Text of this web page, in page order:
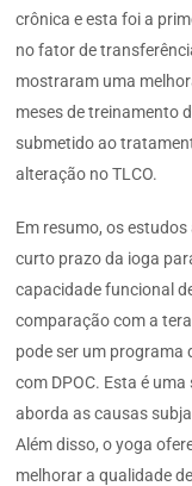
crônica e esta foi a
no fator de
mostraram uma
meses de treinamento
submetido ao
alteração no TLCO.
Em resumo, os
curto prazo da ioga
capacidade funcional
comparação com a
pode ser um programa
com DPOC. Esta é
aborda as causas
Além disso, o yoga
melhorar a qualidade